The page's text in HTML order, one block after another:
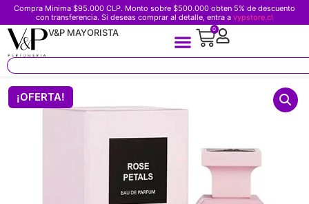
Compra Minima $95.000 CLP. Monto sobre $500.000 obten 5% de descuento
con transferencia. Si deseas comprar al detalle, entra a vypstore.cl
V&P MAYORISTA 0
¡OFERTA!